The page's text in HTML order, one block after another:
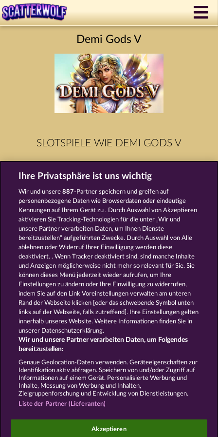
Demi Gods V
SLOTSPIELE WIE DEMI GODS V
MEDUSA'S LAIR
GATES OF ISHTAR
AGB Datenschutz
Unternehmensseite
Widerruf einreichen
Social Casino Spiele dienen der reinen Unterhaltung
Ihre Privatsphäre ist uns wichtig
Wir und unsere887-Partner speichern und greifen auf
personenbezogene Daten wie Browserdaten oder eindeutige
Kennungen auf Ihrem Gerät zu . Durch Auswahl von Akzeptieren
aktivieren Sie Tracking-Technologien für die unter „Wir und
unsere Partner verarbeiten Daten, um Ihnen Dienste
bereitzustellen“ aufgeführten Zwecke. Durch Auswahl von Alle
ablehnen oder Widerruf Ihrer Einwilligung werden diese
deaktiviert. . Wenn Tracker deaktiviert sind, sind manche Inhalte
und Anzeigen möglicherweise nicht mehr so ​​relevant für Sie. Sie
können dieses Menü jederzeit wieder aufrufen, um Ihre
Einstellungen zu ändern oder Ihre Einwilligung zu widerrufen,
indem Sie auf den Link Voreinstellungen verwalten am unteren
Rand der Webseite klicken [oder das schwebende Symbol unten
links auf der Webseite, falls zutreffend]. Ihre Einstellungen gelten
innerhalb unseres Website. Weitere Informationen finden Sie in
unserer Datenschutzerklärung.
Wir und unsere Partner verarbeiten Daten, um Folgendes
bereitzustellen:
Genaue Geolocation-Daten verwenden. Geräteeigenschaften zur
Identifikation aktiv abfragen. Speichern von und/oder Zugriff auf
Informationen auf einem Gerät. Personalisierte Werbung und
Inhalte, Messung von Werbung und Inhalten,
Zielgruppenforschung und Entwicklung von Dienstleistungen.
Liste der Partner (Lieferanten)
Akzeptieren